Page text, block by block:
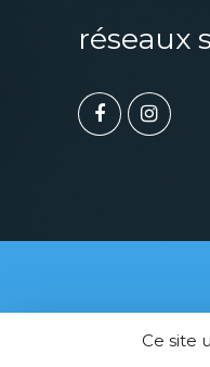
réseaux
Ce site